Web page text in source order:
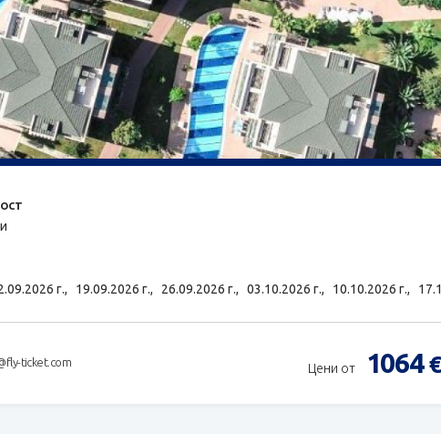
г., 19.09.2026 г., 26.09.2026 г.,03.10.2026 г., 10.10.2026 г.,
ticket.com Цени от 1064 €